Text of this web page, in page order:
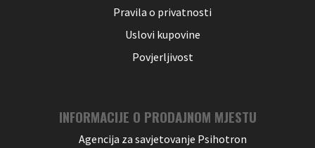
Pravila o privatnosti
Uslovi kupovine
Povjerljivost
INFORMACIJE O PRODAJNOM MJESTU
Agencija za savjetovanje Psihotron